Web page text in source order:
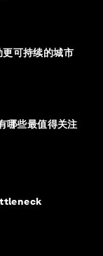
可持续的城市
哪些最值得关注